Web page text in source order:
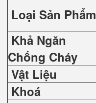
Loại Sản Phẩm
Khả Ngăn
Chống Cháy
Vật Liệu
Khoá